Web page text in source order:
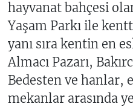
hayvanat bahçesi
Yaşam Parkı ile
yanı sıra kentin en
Almacı Pazarı,
Bedesten ve hanlar,
mekanlar arasında